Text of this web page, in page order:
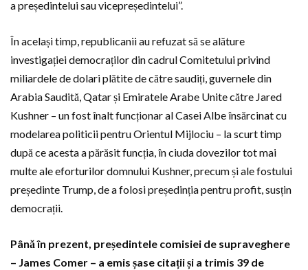
a președintelui sau vicepreședintelui”.
În același timp, republicanii au refuzat să se alăture
investigației democraților din cadrul Comitetului privind
miliardele de dolari plătite de către saudiți, guvernele din
Arabia Saudită, Qatar și Emiratele Arabe Unite către Jared
Kushner – un fost înalt funcționar al Casei Albe însărcinat cu
modelarea politicii pentru Orientul Mijlociu – la scurt timp
după ce acesta a părăsit funcția, în ciuda dovezilor tot mai
multe ale eforturilor domnului Kushner, precum și ale fostului
președinte Trump, de a folosi președinția pentru profit, susțin
democrații.
Până în prezent, președintele comisiei de supraveghere
– James Comer – a emis șase citații și a trimis 39 de